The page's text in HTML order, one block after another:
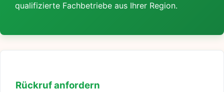
qualifizierte Fachbetriebe aus Ihrer Region.
Rückruf anfordern